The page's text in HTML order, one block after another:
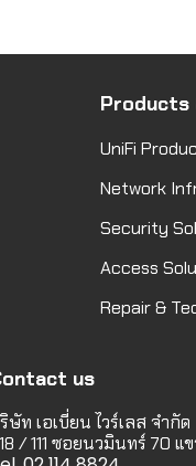
Products
UniFi
Network
Security
Access
Repair &
us
ษัท เอเบี่ยน ไวร์เลส จำกัด
/ 111 ซอยนวมินทร์ 70